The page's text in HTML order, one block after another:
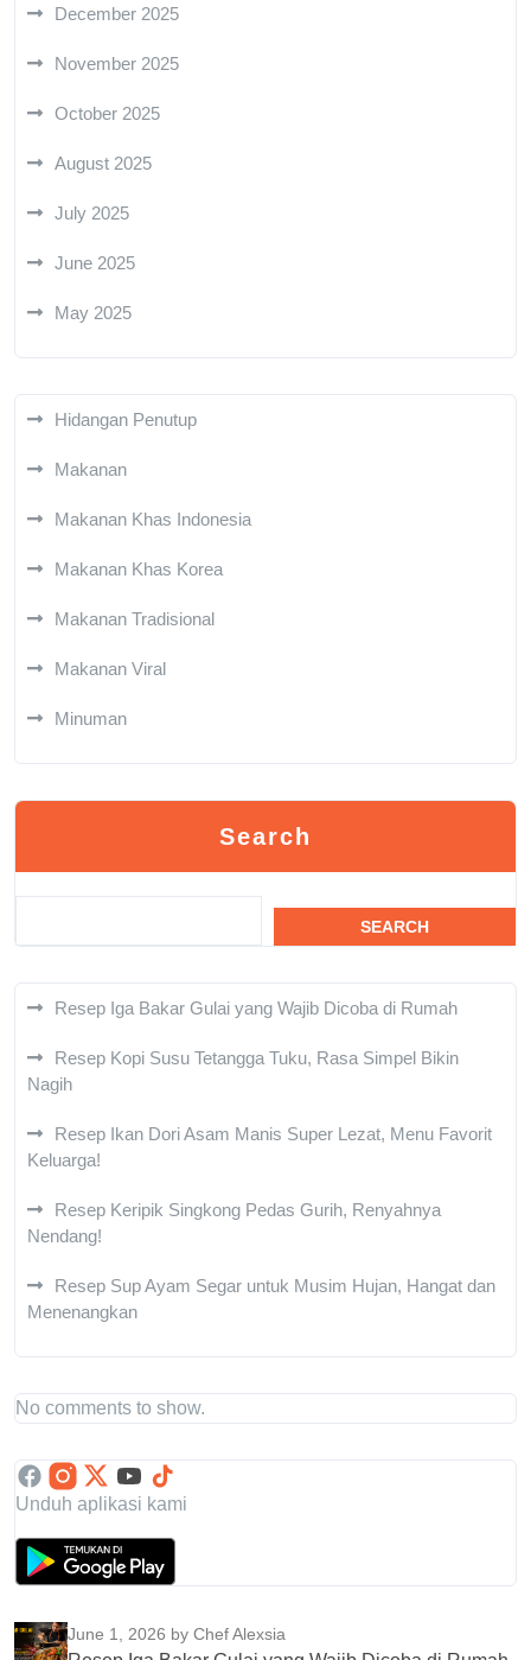
December 2025
November 2025
October 2025
August 2025
July 2025
June 2025
May 2025
Hidangan Penutup
Makanan
Makanan Khas Indonesia
Makanan Khas Korea
Makanan Tradisional
Makanan Viral
Minuman
Search
SEARCH
Resep Iga Bakar Gulai yang Wajib Dicoba di Rumah
Resep Kopi Susu Tetangga Tuku, Rasa Simpel Bikin
Nagih
Resep Ikan Dori Asam Manis Super Lezat, Menu Favorit
Keluarga!
Resep Keripik Singkong Pedas Gurih, Renyahnya
Nendang!
Resep Sup Ayam Segar untuk Musim Hujan, Hangat dan
Menenangkan
No comments to show.
Unduh aplikasi kami
June 1, 2026 by Chef Alexsia